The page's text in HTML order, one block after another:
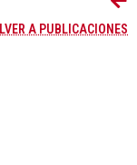
A PUBLICACIONES